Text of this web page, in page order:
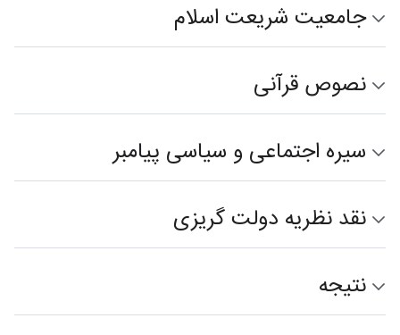
جامعیت شریعت اسلام
نصوص قرآنی
سیره اجتماعی و سیاسی پیامبر
نقد نظریه دولت گریزی
نتیجه